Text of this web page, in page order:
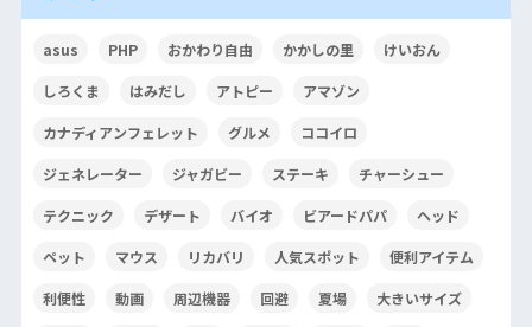
asus PHP おかわり自由 かかしの里 けいおん
しろくま はみだし アトピー アマゾン
カナディアンフェレット グルメ ココイロ
ジェネレーター ジャガビー ステーキ チャーシュー
テクニック デザート バイオ ビアードパパ ヘッド
ペット マウス リカバリ 人気スポット 便利アイテム
利便性 動画 周辺機器 回避 夏場 大きいサイズ